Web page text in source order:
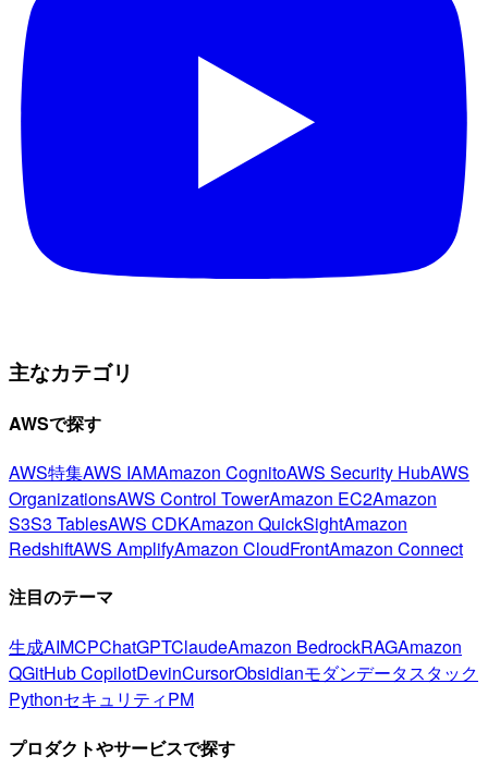
主なカテゴリ
AWSで探す
AWS特集AWS IAMAmazon CognitoAWS Security HubAWS
OrganizationsAWS Control TowerAmazon EC2Amazon
S3S3 TablesAWS CDKAmazon QuickSightAmazon
RedshiftAWS AmplifyAmazon CloudFrontAmazon Connect
注目のテーマ
生成AIMCPChatGPTClaudeAmazon BedrockRAGAmazon
QGitHub CopilotDevinCursorObsidianモダンデータスタック
PythonセキュリティPM
プロダクトやサービスで探す